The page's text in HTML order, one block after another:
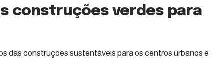
construções verdes para
das construções sustentáveis para os centros urbanos e